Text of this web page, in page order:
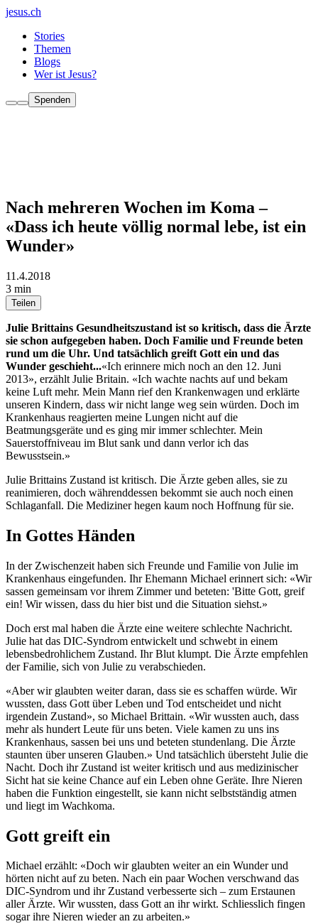
jesus.ch
Stories
Themen
Blogs
Wer ist Jesus?
Spenden
Nach mehreren Wochen im Koma –
«Dass ich heute völlig normal lebe, ist ein
Wunder»
11.4.2018
3 min
Teilen
Julie Brittains Gesundheitszustand ist so kritisch, dass die Ärzte
sie schon aufgegeben haben. Doch Familie und Freunde beten
rund um die Uhr. Und tatsächlich greift Gott ein und das
Wunder geschieht...«Ich erinnere mich noch an den 12. Juni
2013», erzählt Julie Britain. «Ich wachte nachts auf und bekam
keine Luft mehr. Mein Mann rief den Krankenwagen und erklärte
unseren Kindern, dass wir nicht lange weg sein würden. Doch im
Krankenhaus reagierten meine Lungen nicht auf die
Beatmungsgeräte und es ging mir immer schlechter. Mein
Sauerstoffniveau im Blut sank und dann verlor ich das
Bewusstsein.»
Julie Brittains Zustand ist kritisch. Die Ärzte geben alles, sie zu
reanimieren, doch währenddessen bekommt sie auch noch einen
Schlaganfall. Die Mediziner hegen kaum noch Hoffnung für sie.
In Gottes Händen
In der Zwischenzeit haben sich Freunde und Familie von Julie im
Krankenhaus eingefunden. Ihr Ehemann Michael erinnert sich: «Wir
sassen gemeinsam vor ihrem Zimmer und beteten: 'Bitte Gott, greif
ein! Wir wissen, dass du hier bist und die Situation siehst.»
Doch erst mal haben die Ärzte eine weitere schlechte Nachricht.
Julie hat das DIC-Syndrom entwickelt und schwebt in einem
lebensbedrohlichem Zustand. Ihr Blut klumpt. Die Ärzte empfehlen
der Familie, sich von Julie zu verabschieden.
«Aber wir glaubten weiter daran, dass sie es schaffen würde. Wir
wussten, dass Gott über Leben und Tod entscheidet und nicht
irgendein Zustand», so Michael Brittain. «Wir wussten auch, dass
mehr als hundert Leute für uns beten. Viele kamen zu uns ins
Krankenhaus, sassen bei uns und beteten stundenlang. Die Ärzte
staunten über unseren Glauben.» Und tatsächlich übersteht Julie die
Nacht. Doch ihr Zustand ist weiter kritisch und aus medizinischer
Sicht hat sie keine Chance auf ein Leben ohne Geräte. Ihre Nieren
haben die Funktion eingestellt, sie kann nicht selbstständig atmen
und liegt im Wachkoma.
Gott greift ein
Michael erzählt: «Doch wir glaubten weiter an ein Wunder und
hörten nicht auf zu beten. Nach ein paar Wochen verschwand das
DIC-Syndrom und ihr Zustand verbesserte sich – zum Erstaunen
aller Ärzte. Wir wussten, dass Gott an ihr wirkt. Schliesslich fingen
sogar ihre Nieren wieder an zu arbeiten.»